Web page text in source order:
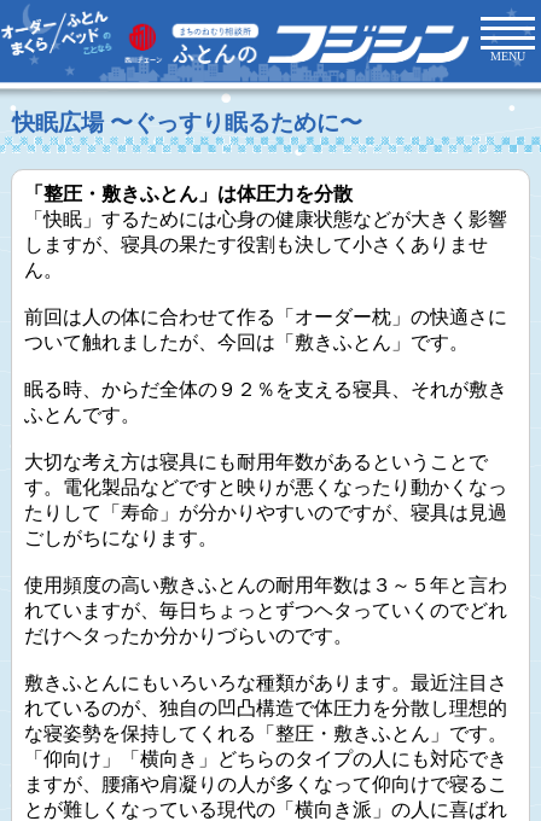
MENU
快眠広場 〜ぐっすり眠るために〜
「整圧・敷きふとん」は体圧力を分散
「快眠」するためには心身の健康状態などが大きく影響
しますが、寝具の果たす役割も決して小さくありませ
ん。
前回は人の体に合わせて作る「オーダー枕」の快適さに
ついて触れましたが、今回は「敷きふとん」です。
眠る時、からだ全体の９２％を支える寝具、それが敷き
ふとんです。
大切な考え方は寝具にも耐用年数があるということで
す。電化製品などですと映りが悪くなったり動かくなっ
たりして「寿命」が分かりやすいのですが、寝具は見過
ごしがちになります。
使用頻度の高い敷きふとんの耐用年数は３～５年と言わ
れていますが、毎日ちょっとずつヘタっていくのでどれ
だけヘタったか分かりづらいのです。
敷きふとんにもいろいろな種類があります。最近注目さ
れているのが、独自の凹凸構造で体圧力を分散し理想的
な寝姿勢を保持してくれる「整圧・敷きふとん」です。
「仰向け」「横向き」どちらのタイプの人にも対応でき
ますが、腰痛や肩凝りの人が多くなって仰向けで寝るこ
とが難しくなっている現代の「横向き派」の人に喜ばれ